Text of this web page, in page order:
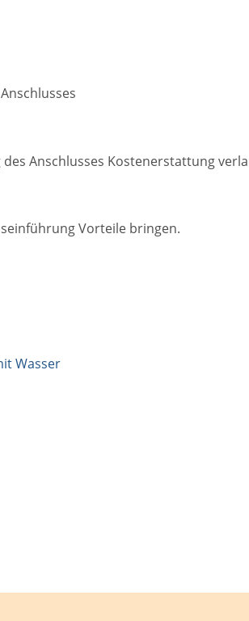
Anschlusses Kostenerstattung
Vorteile bringen.
Wasser